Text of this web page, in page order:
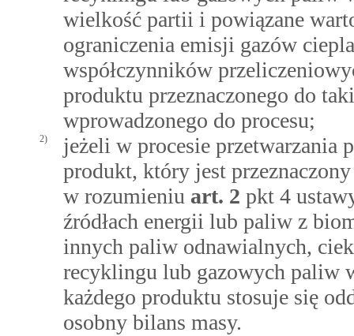
wielkość partii i powiązane
ograniczenia emisji gazów
współczynników
produktu przeznaczonego do
wprowadzonego do procesu;
2)
jeżeli w procesie przetwarzania
produkt, który jest
w rozumieniu art. 2 pkt 4
źródłach energii lub paliw z
innych paliw odnawialnych,
recyklingu lub gazowych paliw
każdego produktu stosuje się
osobny bilans masy.